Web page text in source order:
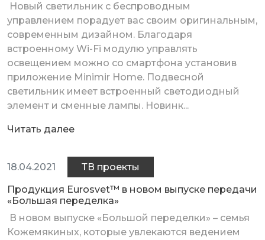
Новый светильник с беспроводным
управлением порадует вас своим оригинальным,
современным дизайном. Благодаря
встроенному Wi-Fi модулю управлять
освещением можно со смартфона установив
приложение Minimir Home. Подвесной
светильник имеет встроенный светодиодный
элемент и сменные лампы. Новинк...
Читать далее
18.04.2021
ТВ проекты
Продукция Eurosvet™ в новом выпуске передачи
«Большая переделка»
В новом выпуске «Большой переделки» – семья
Кожемякиных, которые увлекаются ведением